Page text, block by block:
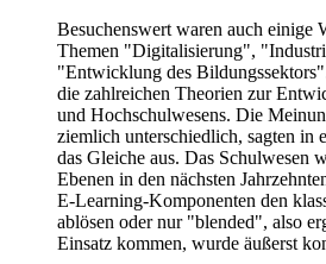
Besuchenswert waren auch einige
Themen "Digitalisierung",
"Entwicklung des
die zahlreichen Theorien zur
und Hochschulwesens. Die
ziemlich unterschiedlich, sagten in
das Gleiche aus. Das Schulwesen
Ebenen in den nächsten
E-Learning-Komponenten den
ablösen oder nur "blended", also
Einsatz kommen, wurde äußerst